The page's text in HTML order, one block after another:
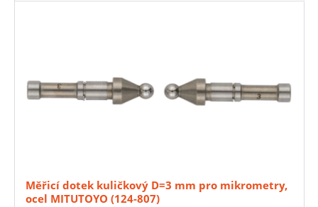
Měřicí dotek kuličkový D=3 mm pro mikrometry,
ocel MITUTOYO (124-807)